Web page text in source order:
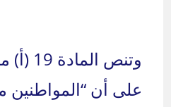
وتنص
على أن “المواطنين